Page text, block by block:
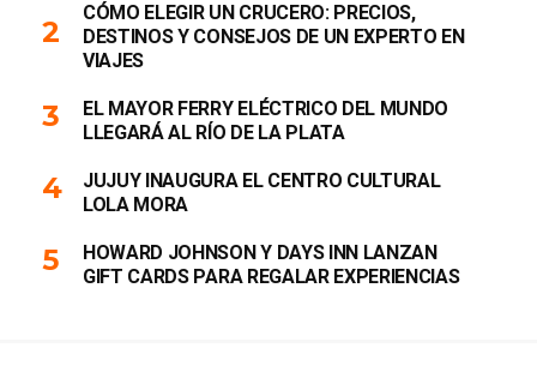
CÓMO ELEGIR UN CRUCERO: PRECIOS,
DESTINOS Y CONSEJOS DE UN EXPERTO EN
VIAJES
EL MAYOR FERRY ELÉCTRICO DEL MUNDO
LLEGARÁ AL RÍO DE LA PLATA
JUJUY INAUGURA EL CENTRO CULTURAL
LOLA MORA
HOWARD JOHNSON Y DAYS INN LANZAN
GIFT CARDS PARA REGALAR EXPERIENCIAS